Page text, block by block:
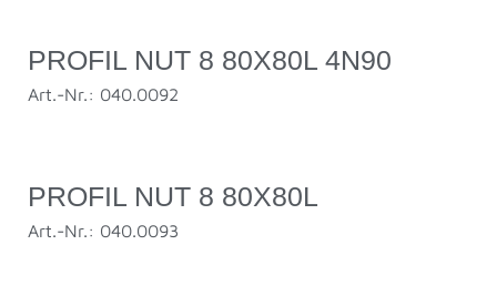
PROFIL NUT 8 80X80L 4N90
Art.-Nr.: 040.0092
PROFIL NUT 8 80X80L
Art.-Nr.: 040.0093